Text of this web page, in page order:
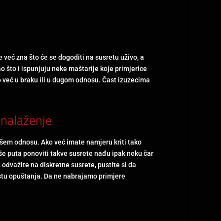
zna što će se dogoditi na susretu uživo, a
što i ispunjuju neke maštarije koje primjerice
u braku ili u dugom odnosu. Čast izuzecima
odnosu. Ako već imate namjeru kriti tako
puta ponoviti takve susrete nađu ipak neku čar
na diskretne susrete, pustite si da
opuštanja. Da ne nabrajamo primjere